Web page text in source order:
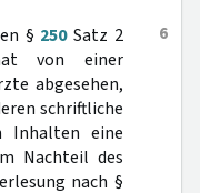
6
§ 250Satz 2
von einer
abgesehen,
schriftliche
Inhalten eine
Nachteil des
nach §